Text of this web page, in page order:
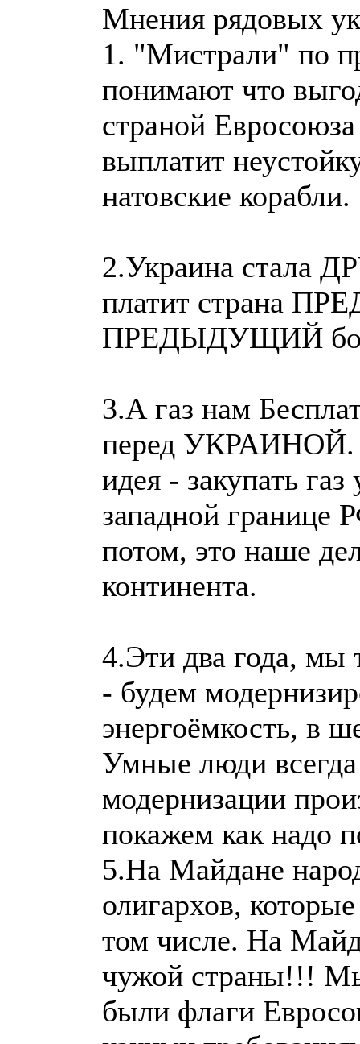
Мнения рядовых
1. "Мистрали" по
понимают что
страной
выплатит
натовские корабли.
2.Украина стала
платит страна
ПРЕДЫДУЩИЙ
3.А газ нам
перед УКРАИНОЙ.
идея - закупать
западной границе
потом, это наше
континента.
4.Эти два года, мы
- будем
энергоёмкость, в
Умные люди
модернизации
покажем как надо
5.На Майдане
олигархов,
том числе. На
чужой страны!!!
были флаги